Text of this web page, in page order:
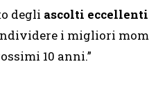
degli ascolti
i migliori
10 anni.”